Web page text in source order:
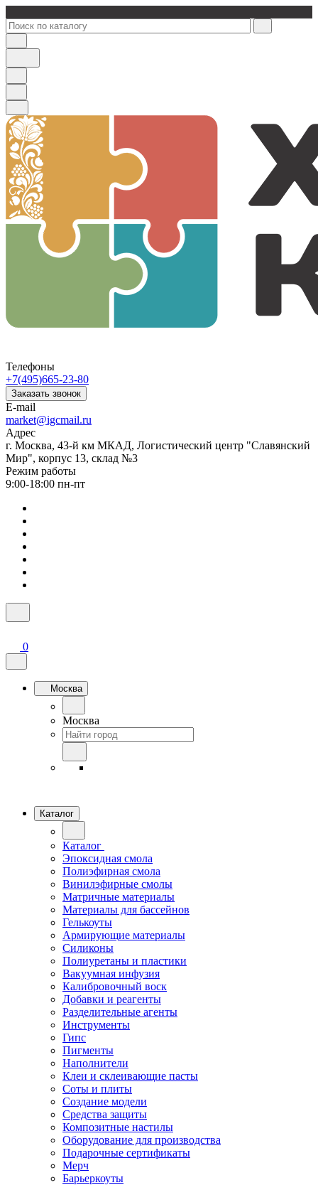
Телефоны
+7(495)665-23-80
Заказать звонок
E-mail
market@igcmail.ru
Адрес
г. Москва, 43-й км МКАД, Логистический центр "Славянский
Мир", корпус 13, склад №3
Режим работы
9:00-18:00 пн-пт
0
Москва
Москва
Каталог
Каталог
Эпоксидная смола
Полиэфирная смола
Винилэфирные смолы
Матричные материалы
Материалы для бассейнов
Гелькоуты
Армирующие материалы
Силиконы
Полиуретаны и пластики
Вакуумная инфузия
Калибровочный воск
Добавки и реагенты
Разделительные агенты
Инструменты
Гипс
Пигменты
Наполнители
Клеи и склеивающие пасты
Соты и плиты
Создание модели
Средства защиты
Композитные настилы
Оборудование для производства
Подарочные сертификаты
Мерч
Барьеркоуты